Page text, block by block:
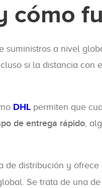
cómo
suministros a nivel
si la distancia con
DHL permiten que
de entrega rápido,
de distribución y ofrece
Se trata de una